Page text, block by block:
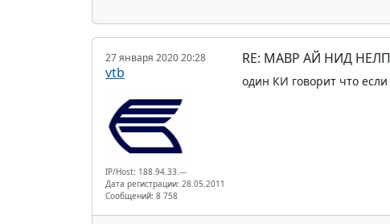
27 января 2020 20:28
vtb
IP/Host: 188.94.33.---
Дата регистрации: 28.05.2011
Сообщений: 8 758
RE: МАВР АЙ НИД НЕЛП
один КИ говорит что